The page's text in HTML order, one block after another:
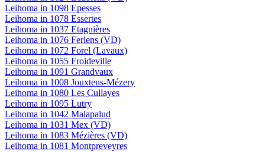
Leihoma in 1098 Epesses
Leihoma in 1078 Essertes
Leihoma in 1037 Etagnières
Leihoma in 1076 Ferlens (VD)
Leihoma in 1072 Forel (Lavaux)
Leihoma in 1055 Froideville
Leihoma in 1091 Grandvaux
Leihoma in 1008 Jouxtens-Mézery
Leihoma in 1080 Les Cullayes
Leihoma in 1095 Lutry
Leihoma in 1042 Malapalud
Leihoma in 1031 Mex (VD)
Leihoma in 1083 Mézières (VD)
Leihoma in 1081 Montpreveyres